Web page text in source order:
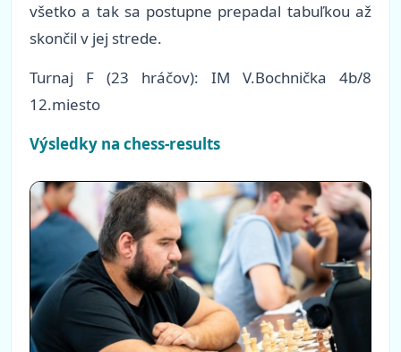
všetko a tak sa postupne prepadal tabuľkou až
skončil v jej strede.
Turnaj F (23 hráčov): IM V.Bochnička 4b/8
12.miesto
Výsledky na chess-results